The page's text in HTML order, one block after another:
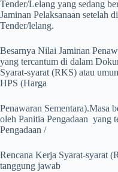
Tender/Lelang yang sedang
Jaminan Pelaksanaan setelah
Tender/lelang.
Besarnya Nilai Jaminan
yang tercantum di dalam
Syarat-syarat (RKS) atau
HPS (Harga
Penawaran Sementara).Masa
oleh Panitia Pengadaan yang
Pengadaan /
Rencana Kerja Syarat-syarat
tanggung jawab